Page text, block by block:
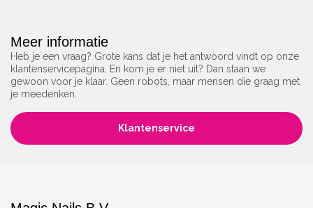
Meer informatie
Heb je een vraag? Grote kans dat je het antwoord vindt op onze
klantenservicepagina. En kom je er niet uit? Dan staan we
gewoon voor je klaar. Geen robots, maar mensen die graag met
je meedenken.
Klantenservice